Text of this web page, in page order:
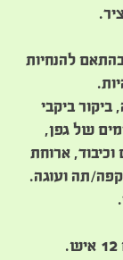
להנחיות
ביקור ביקבי
של גפן,
ארוחת
תה ועוגה.
מותנה ברישום ומינימום 12 איש.